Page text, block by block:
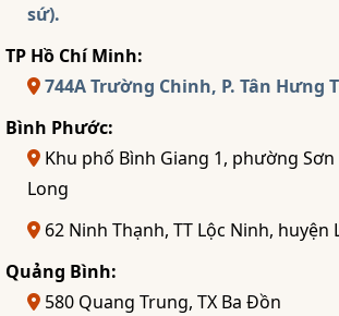
sứ).
TP Hồ Chí Minh:
744A Trường Chinh, P. Tân Hưng
Bình Phước:
Khu phố Bình Giang 1, phường Sơn
Long
62 Ninh Thạnh, TT Lộc Ninh, huyện
Quảng Bình:
580 Quang Trung, TX Ba Đồn